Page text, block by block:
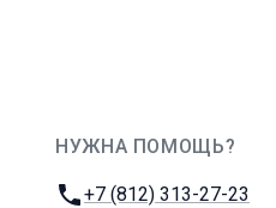
НУЖНА ПОМОЩЬ?
Телефон:
+7 (812) 313-27-23